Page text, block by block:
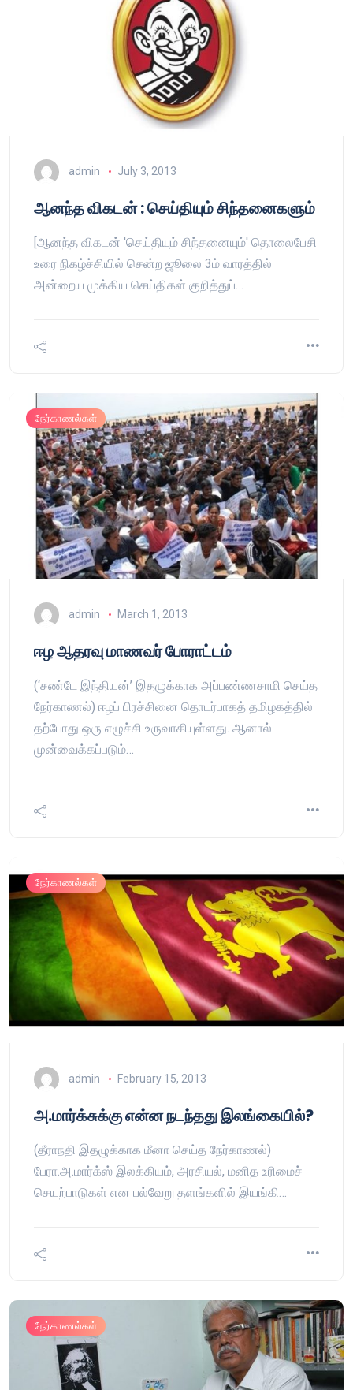
admin July 3, 2013
ஆனந்த விகடன் : செய்தியும் சிந்தனைகளும்
[ஆனந்த விகடன் 'செய்தியும் சிந்தனையும்' தொலைபேசி
உரை நிகழ்ச்சியில் சென்ற ஜூலை 3ம் வாரத்தில்
அன்றைய முக்கிய செய்திகள் குறித்துப்…
நேர்காணல்கள்
admin March 1, 2013
ஈழ ஆதரவு மாணவர் போராட்டம்
(‘சண்டே இந்தியன்’ இதழுக்காக அப்பண்ணசாமி செய்த
நேர்காணல்) ஈழப் பிரச்சினை தொடர்பாகத் தமிழகத்தில்
தற்போது ஒரு எழுச்சி உருவாகியுள்ளது. ஆனால்
முன்வைக்கப்படும்…
நேர்காணல்கள்
admin February 15, 2013
அ.மார்க்சுக்கு என்ன நடந்தது இலங்கையில்?
(தீராநதி இதழுக்காக மீனா செய்த நேர்காணல்)
பேரா.அ.மார்க்ஸ் இலக்கியம், அரசியல், மனித உரிமைச்
செயற்பாடுகள் என பல்வேறு தளங்களில் இயங்கி…
நேர்காணல்கள்